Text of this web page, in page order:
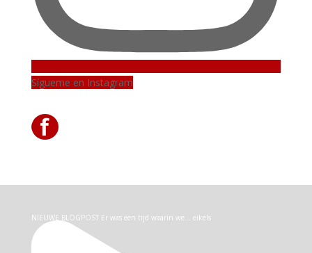
Sígueme en Instagram
NIEUWE BLOGPOST Er was een tijd waarin we… eikels